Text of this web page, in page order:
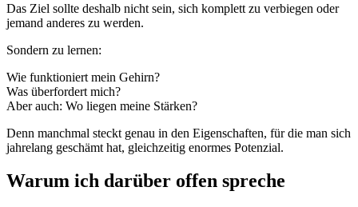
Das Ziel sollte deshalb nicht sein, sich komplett zu verbiegen oder
jemand anderes zu werden.
Sondern zu lernen:
Wie funktioniert mein Gehirn?
Was überfordert mich?
Aber auch: Wo liegen meine Stärken?
Denn manchmal steckt genau in den Eigenschaften, für die man sich
jahrelang geschämt hat, gleichzeitig enormes Potenzial.
Warum ich darüber offen spreche